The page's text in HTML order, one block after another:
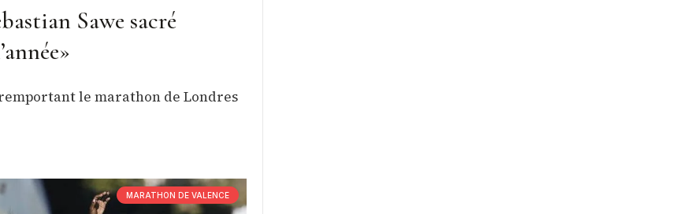
Sawe sacré
le marathon de Londres
MARATHON DE VALENCE